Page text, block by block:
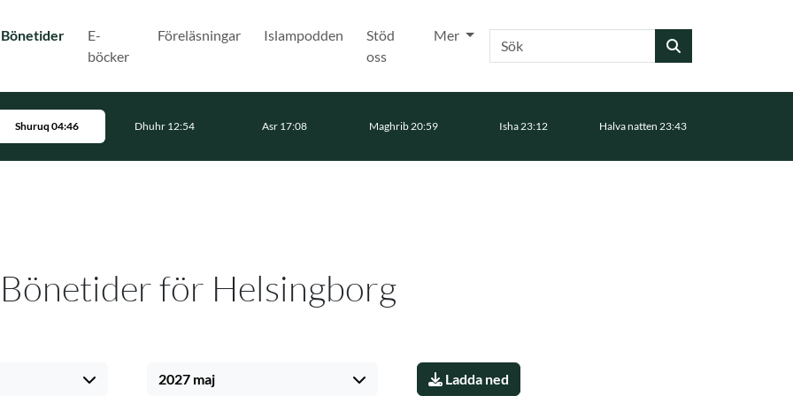
Bönetider(Nuvarande)
E-
böcker
Föreläsningar Islampodden
Stöd
oss
Mer Sök
Shuruq 04:46 Dhuhr 12:54 Asr 17:08 Maghrib 20:59 Isha 23:12 Halva natten 23:43
Bönetider för Helsingborg
2027 maj Ladda ned